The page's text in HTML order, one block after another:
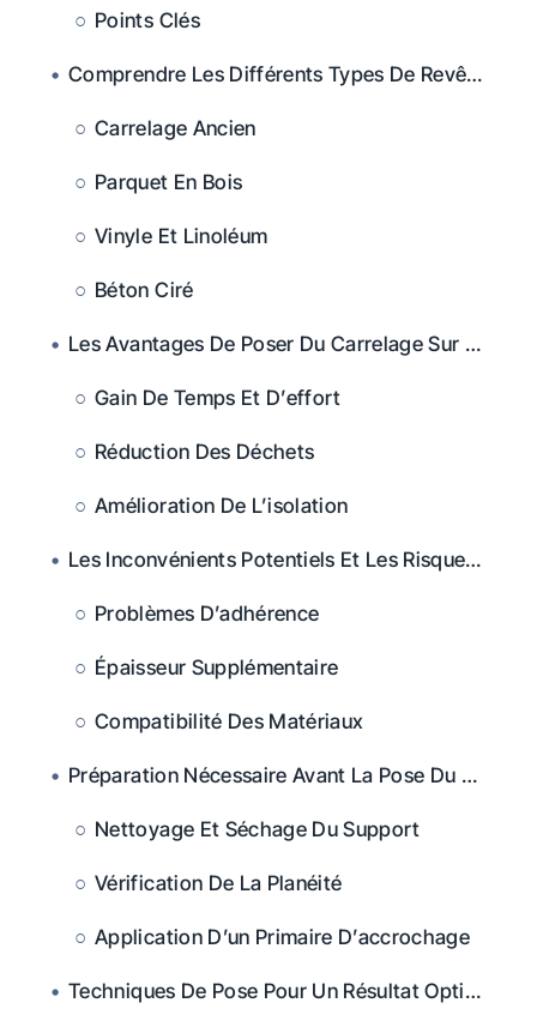
Points Clés
Comprendre Les Différents Types De Revêtements Existants
Carrelage Ancien
Parquet En Bois
Vinyle Et Linoléum
Béton Ciré
Les Avantages De Poser Du Carrelage Sur Un Ancien Revêtement
Gain De Temps Et D’effort
Réduction Des Déchets
Amélioration De L’isolation
Les Inconvénients Potentiels Et Les Risques Associés
Problèmes D’adhérence
Épaisseur Supplémentaire
Compatibilité Des Matériaux
Préparation Nécessaire Avant La Pose Du Carrelage
Nettoyage Et Séchage Du Support
Vérification De La Planéité
Application D’un Primaire D’accrochage
Techniques De Pose Pour Un Résultat Optimal